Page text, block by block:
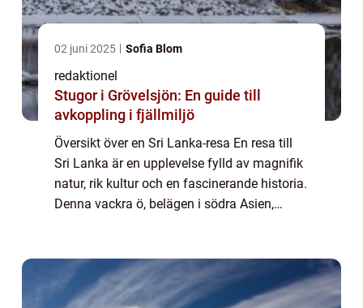
02 juni 2025 Sofia Blom
redaktionel
Stugor i Grövelsjön: En guide till
avkoppling i fjällmiljö
Översikt över en Sri Lanka-resa En resa till
Sri Lanka är en upplevelse fylld av magnifik
natur, rik kultur och en fascinerande historia.
Denna vackra ö, belägen i södra Asien,